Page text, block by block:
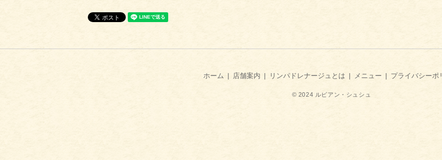
ホーム 店舗案内 リンパドレナージュとは メニュー プライバシーポ
© 2024 ルビアン・シュシュ